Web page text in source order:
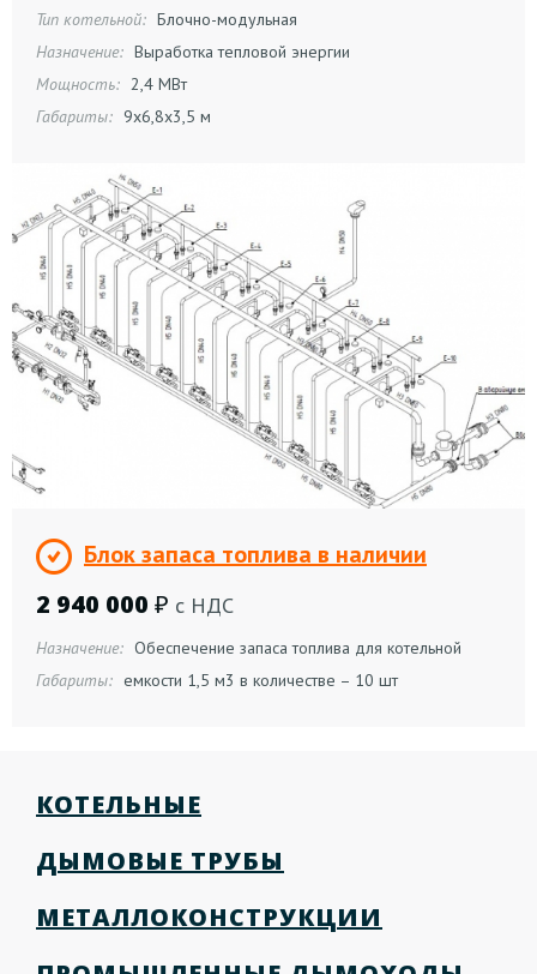
Тип котельной: Блочно-модульная
Назначение: Выработка тепловой энергии
Мощность: 2,4 МВт
Габариты: 9х6,8х3,5 м
Блок запаса топлива в наличии
2 940 000 ₽ с НДС
Назначение: Обеспечение запаса топлива для котельной
Габариты: емкости 1,5 м3 в количестве – 10 шт
КОТЕЛЬНЫЕ
ДЫМОВЫЕ ТРУБЫ
МЕТАЛЛОКОНСТРУКЦИИ